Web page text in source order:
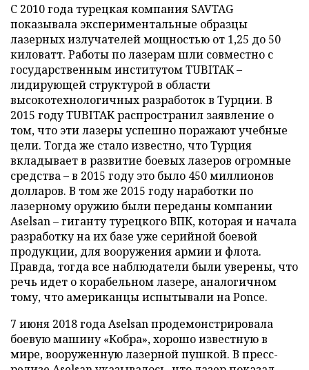
С 2010 года турецкая компания SAVTAG
показывала экспериментальные образцы
лазерных излучателей мощностью от 1,25 до 50
киловатт. Работы по лазерам шли совместно с
государственным институтом TUBITAK –
лидирующей структурой в области
высокотехнологичных разработок в Турции. В
2015 году TUBITAK распространил заявление о
том, что эти лазеры успешно поражают учебные
цели. Тогда же стало известно, что Турция
вкладывает в развитие боевых лазеров огромные
средства – в 2015 году это было 450 миллионов
долларов. В том же 2015 году наработки по
лазерному оружию были переданы компании
Aselsan – гиганту турецкого ВПК, которая и начала
разработку на их базе уже серийной боевой
продукции, для вооружения армии и флота.
Правда, тогда все наблюдатели были уверены, что
речь идет о корабельном лазере, аналогичном
тому, что американцы испытывали на Ponce.
7 июня 2018 года Aselsan продемонстрировала
боевую машину «Кобра», хорошо известную в
мире, вооруженную лазерной пушкой. В пресс-